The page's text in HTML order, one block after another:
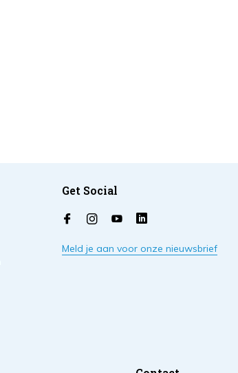
Get Social
Meld je aan voor onze nieuwsbrief